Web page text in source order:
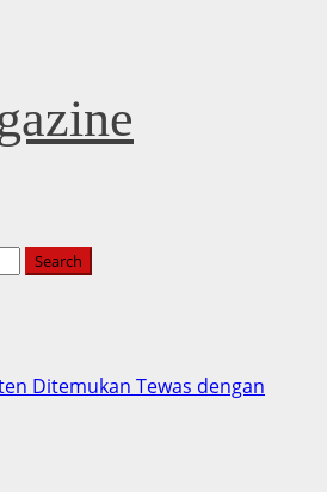
Ditemukan Tewas dengan